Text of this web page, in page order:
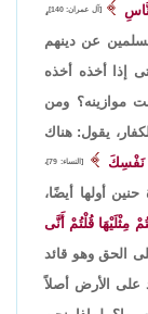
[آل عمران: 140]
،
عن دينهم
إذا أخذه أخذه
موازينه؟ ومن
يقول: هناك
نَفْسِكَ [النساء: 79]،
أولها أيضًا،
مِثْلَيْهَا قُلْتُمْ أَنَّى
الحق وهو قائد
على الأرض أصلاً